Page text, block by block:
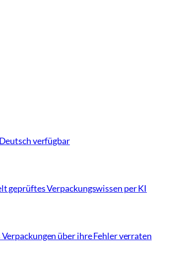
verfügbar
geprüftes Verpackungswissen per KI
über ihre Fehler verraten